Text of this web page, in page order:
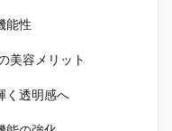
能性
美容メリット
く透明感へ